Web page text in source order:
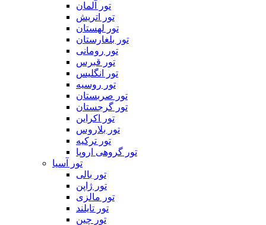
تور آلمان
تور اتریش
تور لهستان
تور بلغارستان
تور رومانی
تور قبرس
تور انگلیس
تور روسیه
تور صربستان
تور گرجستان
تور اکراین
تور بلاروس
تور ترکیه
تور گروهی اروپا
تور آسیا
تور بالی
تور ژاپن
تور مالزی
تور تایلند
تور چین